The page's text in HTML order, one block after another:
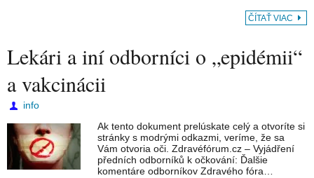
ČÍTAŤ VIAC
Lekári a iní odborníci o „epidémii“
a vakcinácii
info
Ak tento dokument prelúskate celý a otvoríte si
stránky s modrými odkazmi, veríme, že sa
Vám otvoria oči. Zdravéfórum.cz – Vyjádření
předních odborníků k očkování: Ďalšie
komentáre odborníkov Zdravého fóra…